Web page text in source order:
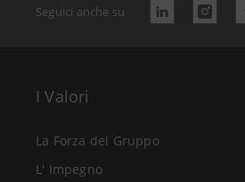
Seguici anche su
I Valori
La Forza del Gruppo
L' Impegno